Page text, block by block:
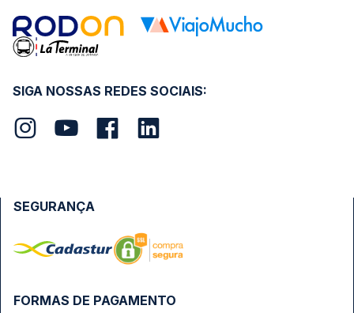
SIGA NOSSAS REDES SOCIAIS:
FORMAS DE PAGAMENTO
SEGURANÇA